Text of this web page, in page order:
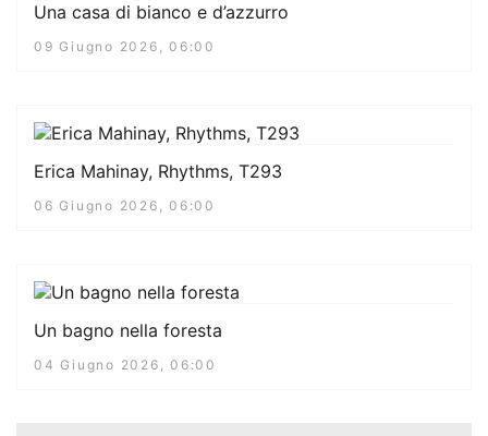
Una casa di bianco e d’azzurro
09 Giugno 2026, 06:00
Erica Mahinay, Rhythms, T293
06 Giugno 2026, 06:00
Un bagno nella foresta
04 Giugno 2026, 06:00